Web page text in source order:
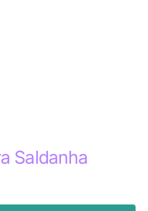
Saldanha